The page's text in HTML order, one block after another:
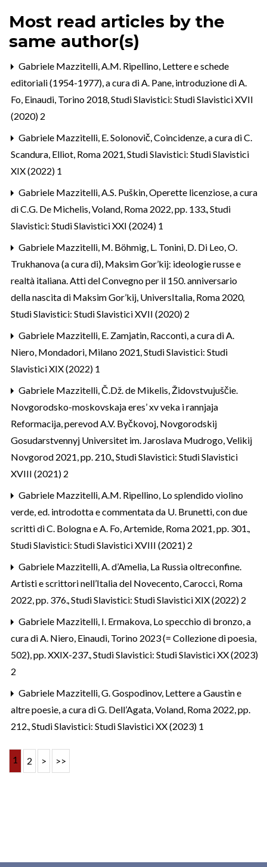
Most read articles by the
same author(s)
Gabriele Mazzitelli,A.M. Ripellino, Lettere e schede
editoriali (1954-1977), a cura di A. Pane, introduzione di A.
Fo, Einaudi, Torino 2018,Studi Slavistici: Studi Slavistici XVII
(2020) 2
Gabriele Mazzitelli, E. Solonovič, Coincidenze, a cura di C.
Scandura, Elliot, Roma 2021,Studi Slavistici: Studi Slavistici
XIX (2022) 1
Gabriele Mazzitelli,A.S. Puškin, Operette licenziose, a cura
di C.G. De Michelis, Voland, Roma 2022, pp. 133.,Studi
Slavistici: Studi Slavistici XXI (2024) 1
Gabriele Mazzitelli, M. Böhmig, L. Tonini, D. Di Leo, O.
Trukhanova (a cura di), Maksim Gor’kij: ideologie russe e
realtà italiana. Atti del Convegno per il 150. anniversario
della nascita di Maksim Gor’kij, UniversItalia, Roma 2020,
Studi Slavistici: Studi Slavistici XVII (2020) 2
Gabriele Mazzitelli, E. Zamjatin, Racconti, a cura di A.
Niero, Mondadori, Milano 2021,Studi Slavistici: Studi
Slavistici XIX (2022) 1
Gabriele Mazzitelli,Č.Dž. de Mikelis, Židovstvujuščie.
Novgorodsko-moskovskaja eres’ xv veka i rannjaja
Reformacija, perevod A.V. Byčkovoj, Novgorodskij
Gosudarstvennyj Universitet im. Jaroslava Mudrogo, Velikij
Novgorod 2021, pp. 210.,Studi Slavistici: Studi Slavistici
XVIII (2021) 2
Gabriele Mazzitelli,A.M. Ripellino, Lo splendido violino
verde, ed. introdotta e commentata da U. Brunetti, con due
scritti di C. Bologna e A. Fo, Artemide, Roma 2021, pp. 301.,
Studi Slavistici: Studi Slavistici XVIII (2021) 2
Gabriele Mazzitelli,A. d’Amelia, La Russia oltreconfine.
Artisti e scrittori nell’Italia del Novecento, Carocci, Roma
2022, pp. 376.,Studi Slavistici: Studi Slavistici XIX (2022) 2
Gabriele Mazzitelli, I. Ermakova, Lo specchio di bronzo, a
cura di A. Niero, Einaudi, Torino 2023 (= Collezione di poesia,
502), pp. XXIX-237.,Studi Slavistici: Studi Slavistici XX (2023)
2
Gabriele Mazzitelli,G. Gospodinov, Lettere a Gaustìn e
altre poesie, a cura di G. Dell’Agata, Voland, Roma 2022, pp.
212.,Studi Slavistici: Studi Slavistici XX (2023) 1
1 2 > >>